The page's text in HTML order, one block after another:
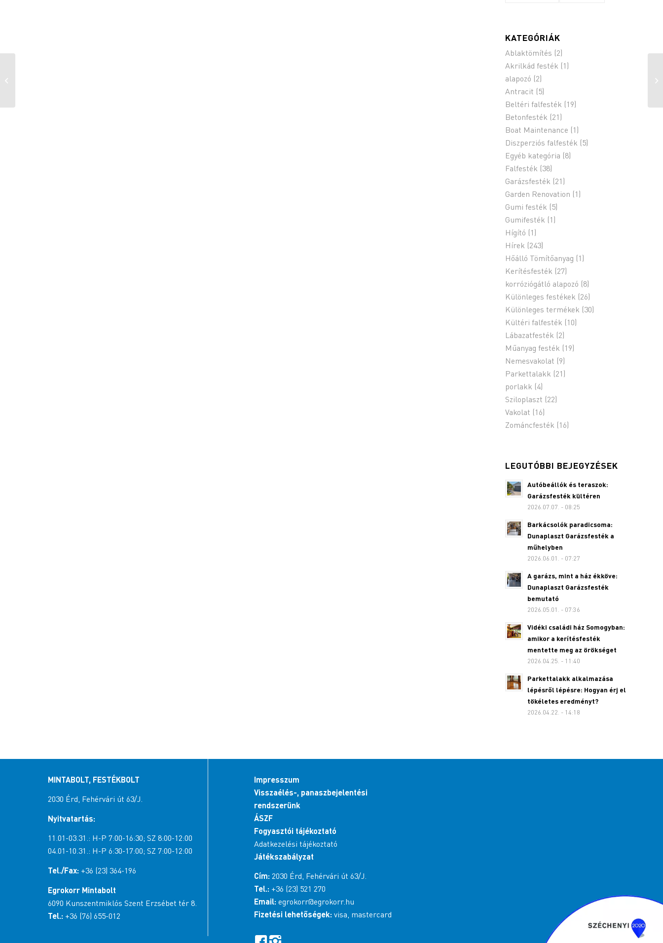
KATEGÓRIÁK
Ablaktömítés (2)
Akrilkád festék (1)
alapozó (2)
Antracit (5)
Beltéri falfesték (19)
Betonfesték (21)
Boat Maintenance (1)
Diszperziós falfesték (5)
Egyéb kategória (8)
Falfesték (38)
Garázsfesték (21)
Garden Renovation (1)
Gumi festék (5)
Gumifesték (1)
Hígító (1)
Hírek (243)
Hőálló Tömítőanyag (1)
Kerítésfesték (27)
korróziógátló alapozó (8)
Különleges festékek (26)
Különleges termékek (30)
Kültéri falfesték (10)
Lábazatfesték (2)
Műanyag festék (19)
Nemesvakolat (9)
Parkettalakk (21)
porlakk (4)
Sziloplaszt (22)
Vakolat (16)
Zománcfesték (16)
LEGUTÓBBI BEJEGYZÉSEK
Autóbeállók és teraszok:
Garázsfesték kültéren
2026.07.07. - 08:25
Barkácsolók paradicsoma:
Dunaplaszt Garázsfesték a
műhelyben
2026.06.01. - 07:27
A garázs, mint a ház ékköve:
Dunaplaszt Garázsfesték
bemutató
2026.05.01. - 07:36
Vidéki családi ház Somogyban:
amikor a kerítésfesték
mentette meg az örökséget
2026.04.25. - 11:40
Parkettalakk alkalmazása
lépésről lépésre: Hogyan érj el
tökéletes eredményt?
2026.04.22. - 14:18
MINTABOLT, FESTÉKBOLT
2030 Érd, Fehérvári út 63/J.
Nyitvatartás:
11.01-03.31.: H-P 7:00-16:30; SZ 8:00-12:00
04.01-10.31.: H-P 6:30-17:00; SZ 7:00-12:00
Tel./Fax: +36 (23) 364-196
Egrokorr Mintabolt
6090 Kunszentmiklós Szent Erzsébet tér 8.
Tel.: +36 (76) 655-012
Impresszum
Visszaélés-, panaszbejelentési
rendszerünk
ÁSZF
Fogyasztói tájékoztató
Adatkezelési tájékoztató
Játékszabályzat
Cím: 2030 Érd, Fehérvári út 63/J.
Tel.: +36 (23) 521 270
Email: egrokorr@egrokorr.hu
Fizetési lehetőségek: visa, mastercard